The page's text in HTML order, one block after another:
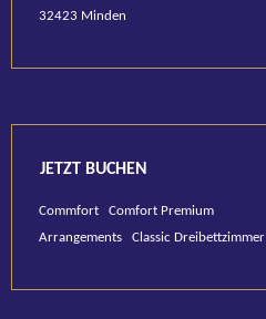
32423 Minden
JETZT BUCHEN
Commfort
Comfort Premium
Arrangements
Classic Dreibettzimmer